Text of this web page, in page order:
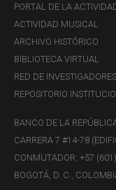
PORTAL DE LA
ACTIVIDAD MUSICAL
ARCHIVO HISTÓRICO
BIBLIOTECA VIRTUAL
RED DE INVESTIGADORES
REPOSITORIO
BANCO DE LA
CARRERA 7 #14-78
CONMUTADOR: +57
BOGOTÁ, D. C.,